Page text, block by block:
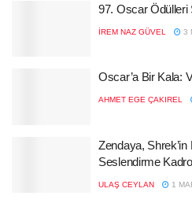
97. Oscar Ödülleri
İREM NAZ GÜVEL 3
Oscar’a Bir Kala:
AHMET EGE ÇAKIREL
Zendaya, Shrek’in
Seslendirme
ULAŞ CEYLAN 1